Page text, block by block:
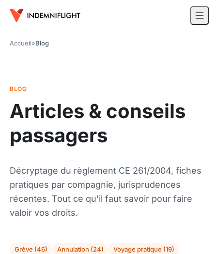
Accueil»Blog
BLOG
Articles & conseils
passagers
Décryptage du règlement CE 261/2004, fiches
pratiques par compagnie, jurisprudences
récentes. Tout ce qu'il faut savoir pour faire
valoir vos droits.
Grève (46) Annulation (24)
Voyage pratique (19)